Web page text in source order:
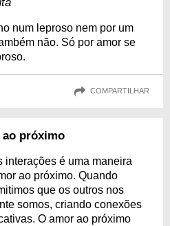
num leproso nem por um
não. Só por amor se
COMPARTILHAR
próximo
interações é uma maneira
ao próximo. Quando
que os outros nos
somos, criando conexões
O amor ao próximo